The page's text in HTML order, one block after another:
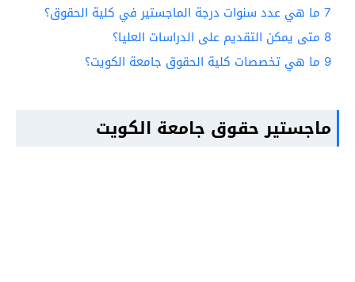
7 ما هي عدد سنوات درجة الماجستير في كلية الحقوق؟
8 متى يمكن التقديم على الدراسات العليا؟
9 ما هي تخصصات كلية الحقوق جامعة الكويت؟
ماجستير حقوق جامعة الكويت